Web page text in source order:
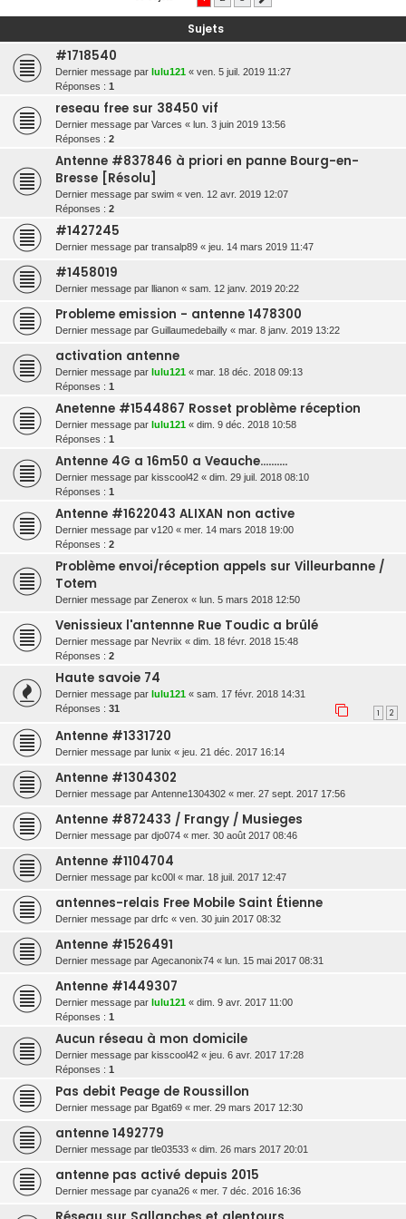
r
Sujets
#1718540
Dernier message par lulu121 « ven. 5 juil. 2019 11:27
Réponses : 1
reseau free sur 38450 vif
Dernier message par Varces « lun. 3 juin 2019 13:56
Réponses : 2
Antenne #837846 à priori en panne Bourg-en-
Bresse [Résolu]
Dernier message par swim « ven. 12 avr. 2019 12:07
Réponses : 2
#1427245
Dernier message par transalp89 « jeu. 14 mars 2019 11:47
#1458019
Dernier message par llianon « sam. 12 janv. 2019 20:22
Probleme emission - antenne 1478300
Dernier message par Guillaumedebailly « mar. 8 janv. 2019 13:22
activation antenne
Dernier message par lulu121 « mar. 18 déc. 2018 09:13
Réponses : 1
Anetenne #1544867 Rosset problème réception
Dernier message par lulu121 « dim. 9 déc. 2018 10:58
Réponses : 1
Antenne 4G a 16m50 a Veauche..........
Dernier message par kisscool42 « dim. 29 juil. 2018 08:10
Réponses : 1
Antenne #1622043 ALIXAN non active
Dernier message par v120 « mer. 14 mars 2018 19:00
Réponses : 2
Problème envoi/réception appels sur Villeurbanne /
Totem
Dernier message par Zenerox « lun. 5 mars 2018 12:50
Venissieux l'antennne Rue Toudic a brûlé
Dernier message par Nevriix « dim. 18 févr. 2018 15:48
Réponses : 2
Haute savoie 74
Dernier message par lulu121 « sam. 17 févr. 2018 14:31
Réponses : 31 1 2
Antenne #1331720
Dernier message par lunix « jeu. 21 déc. 2017 16:14
Antenne #1304302
Dernier message par Antenne1304302 « mer. 27 sept. 2017 17:56
Antenne #872433 / Frangy / Musieges
Dernier message par djo074 « mer. 30 août 2017 08:46
Antenne #1104704
Dernier message par kc00l « mar. 18 juil. 2017 12:47
antennes-relais Free Mobile Saint Étienne
Dernier message par drfc « ven. 30 juin 2017 08:32
Antenne #1526491
Dernier message par Agecanonix74 « lun. 15 mai 2017 08:31
Antenne #1449307
Dernier message par lulu121 « dim. 9 avr. 2017 11:00
Réponses : 1
Aucun réseau à mon domicile
Dernier message par kisscool42 « jeu. 6 avr. 2017 17:28
Réponses : 1
Pas debit Peage de Roussillon
Dernier message par Bgat69 « mer. 29 mars 2017 12:30
antenne 1492779
Dernier message par tle03533 « dim. 26 mars 2017 20:01
antenne pas activé depuis 2015
Dernier message par cyana26 « mer. 7 déc. 2016 16:36